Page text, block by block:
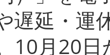
遅延・運
10月20